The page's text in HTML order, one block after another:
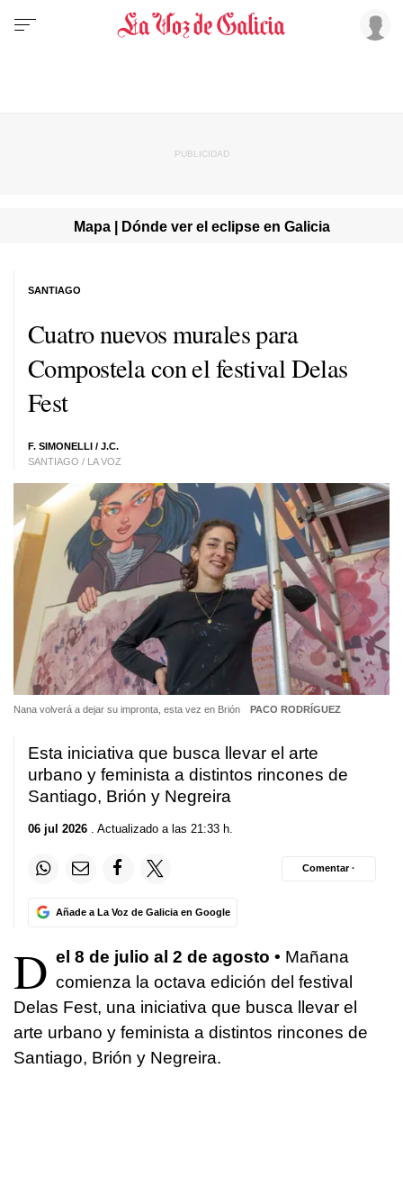
Mapa | Dónde ver el eclipse en Galicia
Cuatro nuevos murales para
Compostela con el festival Delas
Fest
F. SIMONELLI / J.C.
SANTIAGO / LA VOZ
SANTIAGO
Nana volverá a dejar su impronta, esta vez en Brión PACO RODRÍGUEZ
Esta iniciativa que busca llevar el arte
urbano y feminista a distintos rincones de
Santiago, Brión y Negreira
06 jul 2026 . Actualizado a las 21:33 h.
Añade a La Voz de Galicia en Google
Comentar ·
D el 8 de julio al 2 de agosto • Mañana
comienza la octava edición del festival
Delas Fest, una iniciativa que busca llevar el
arte urbano y feminista a distintos rincones de
Santiago, Brión y Negreira.